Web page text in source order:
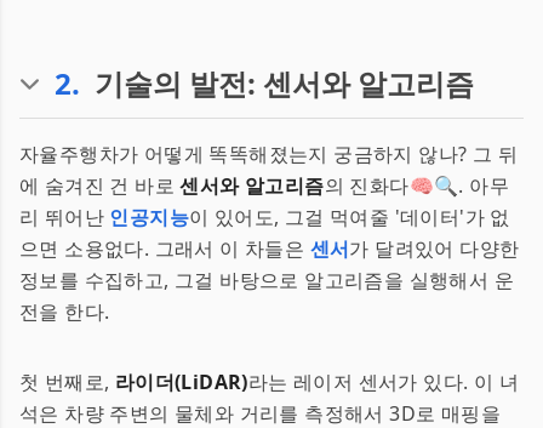
2. 기술의 발전: 센서와 알고리즘
자율주행차가 어떻게 똑똑해졌는지 궁금하지 않나? 그 뒤
에 숨겨진 건 바로센서와 알고리즘의 진화다🧠🔍. 아무
리 뛰어난 인공지능이 있어도, 그걸 먹여줄 '데이터'가 없
으면 소용없다. 그래서 이 차들은 센서가 달려있어 다양한
정보를 수집하고, 그걸 바탕으로 알고리즘을 실행해서 운
전을 한다.
첫 번째로, 라이더(LiDAR)라는 레이저 센서가 있다. 이 녀
석은 차량 주변의 물체와 거리를 측정해서 3D로 매핑을